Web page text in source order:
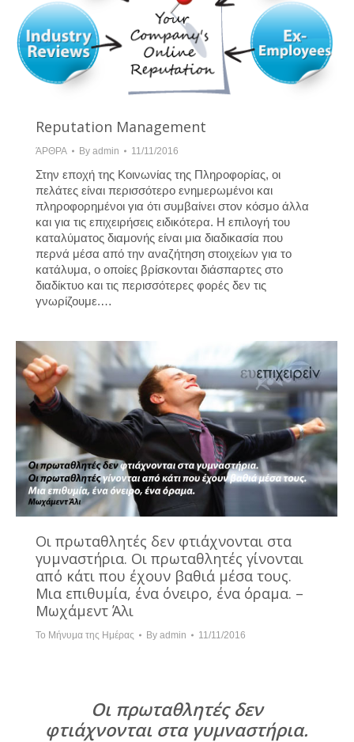
Reputation Management
ΆΡΘΡΑ By admin 11/11/2016
Στην εποχή της Κοινωνίας της Πληροφορίας, οι
πελάτες είναι περισσότερο ενημερωμένοι και
πληροφορημένοι για ότι συμβαίνει στον κόσμο άλλα
και για τις επιχειρήσεις ειδικότερα. Η επιλογή του
καταλύματος διαμονής είναι μια διαδικασία που
περνά μέσα από την αναζήτηση στοιχείων για το
κατάλυμα, ο οποίες βρίσκονται διάσπαρτες στο
διαδίκτυο και τις περισσότερες φορές δεν τις
γνωρίζουμε.…
Οι πρωταθλητές δεν φτιάχνονται στα
γυμναστήρια. Οι πρωταθλητές γίνονται
από κάτι που έχουν βαθιά μέσα τους.
Μια επιθυμία, ένα όνειρο, ένα όραμα. –
Μωχάμεντ Άλι
Το Μήνυμα της Ημέρας By admin 11/11/2016
Οι πρωταθλητές δεν
φτιάχνονται στα γυμναστήρια.